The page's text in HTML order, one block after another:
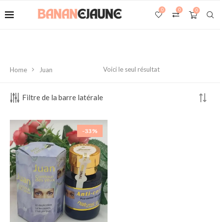
0
0
0
Home Juan Voici le seul résultat
Filtre de la barre latérale
-33%